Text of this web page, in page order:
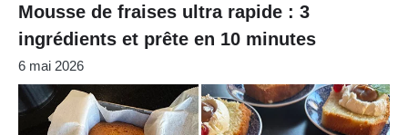
Mousse de fraises ultra rapide : 3
ingrédients et prête en 10 minutes
6 mai 2026